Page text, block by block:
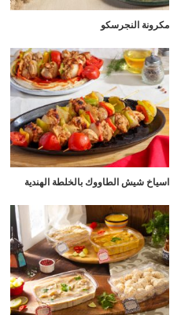
مكرونة النجرسكو
اسياخ شيش الطاووك بالخلطة الهندية